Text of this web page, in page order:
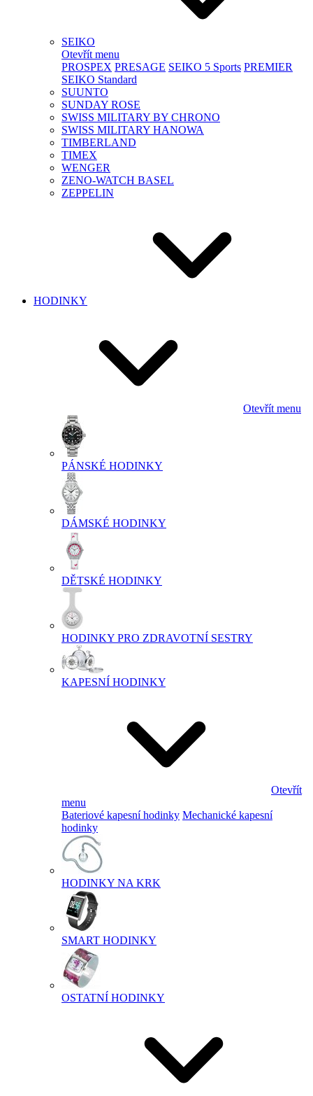
SEIKO
Otevřít menu
PROSPEX PRESAGE SEIKO 5 Sports PREMIER
SEIKO Standard
SUUNTO
SUNDAY ROSE
SWISS MILITARY BY CHRONO
SWISS MILITARY HANOWA
TIMBERLAND
TIMEX
WENGER
ZENO-WATCH BASEL
ZEPPELIN
HODINKY
Otevřít menu
PÁNSKÉ HODINKY
DÁMSKÉ HODINKY
DĚTSKÉ HODINKY
HODINKY PRO ZDRAVOTNÍ SESTRY
KAPESNÍ HODINKY
Otevřít
menu
Bateriové kapesní hodinky Mechanické kapesní
hodinky
HODINKY NA KRK
SMART HODINKY
OSTATNÍ HODINKY